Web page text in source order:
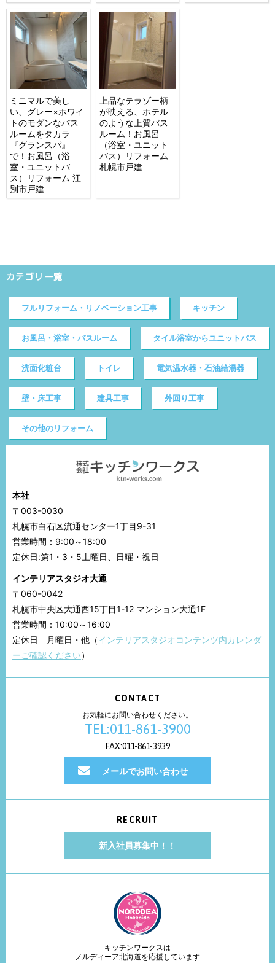
ミニマルで美し
い、グレー×ホワイ
トのモダンなバス
ルームをタカラ
『グランスパ』
で！お風呂（浴
室・ユニットバ
ス）リフォーム 江
別市戸建
上品なテラゾー柄
が映える、ホテル
のような上質バス
ルーム！お風呂
（浴室・ユニット
バス）リフォーム
札幌市戸建
カテゴリ一覧
フルリフォーム・リノベーション工事 キッチン
お風呂・浴室・バスルーム タイル浴室からユニットバス
洗面化粧台 トイレ 電気温水器・石油給湯器
壁・床工事 建具工事 外回り工事
その他のリフォーム
本社
〒003-0030
札幌市白石区流通センター1丁目9-31
営業時間：9:00～18:00
定休日:第1・3・5土曜日、日曜・祝日
インテリアスタジオ大通
〒060-0042
札幌市中央区大通西15丁目1-12 マンション大通1F
営業時間：10:00～16:00
定休日 月曜日・他（インテリアスタジオコンテンツ内カレンダ
ーご確認ください）
CONTACT
お気軽にお問い合わせください。
TEL:011-861-3900
FAX:011-861-3939
メールでお問い合わせ
RECRUIT
新入社員募集中！！
キッチンワークスは
ノルディーア北海道を応援しています